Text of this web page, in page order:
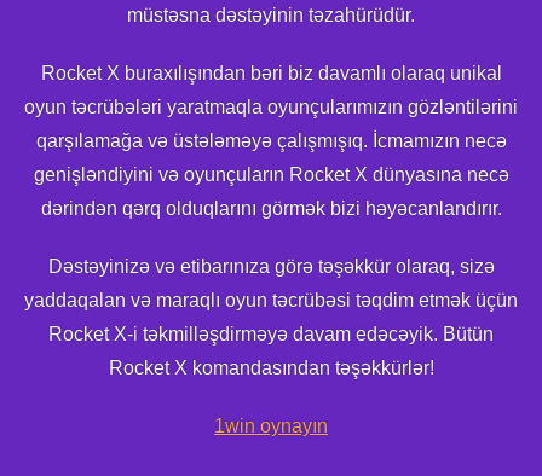
müstəsna dəstəyinin təzahürüdür.
Rocket X buraxılışından bəri biz davamlı olaraq unikal
oyun təcrübələri yaratmaqla oyunçularımızın gözləntilərini
qarşılamağa və üstələməyə çalışmışıq. İcmamızın necə
genişləndiyini və oyunçuların Rocket X dünyasına necə
dərindən qərq olduqlarını görmək bizi həyəcanlandırır.
Dəstəyinizə və etibarınıza görə təşəkkür olaraq, sizə
yaddaqalan və maraqlı oyun təcrübəsi təqdim etmək üçün
Rocket X-i təkmilləşdirməyə davam edəcəyik. Bütün
Rocket X komandasından təşəkkürlər!
1win oynayın